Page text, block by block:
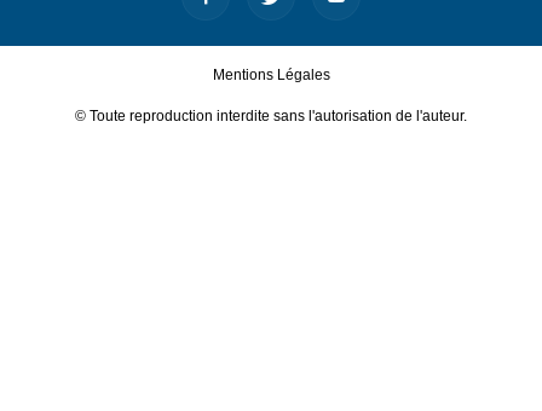
Mentions Légales
© Toute reproduction interdite sans l'autorisation de l'auteur.